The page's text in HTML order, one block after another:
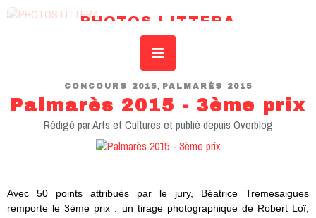
PHOTOS LITTERA
REVUE DE L’IDSAR – INSTITUT DROIT SCIENCES ART RECHERCHE
CONCOURS 2015, PALMARÈS 2015
Palmarès 2015 - 3ème prix
Rédigé par Arts et Cultures et publié depuis Overblog
Avec 50 points attribués par le jury, Béatrice Tremesaigues
remporte le 3ème prix : un tirage photographique de Robert Loï,